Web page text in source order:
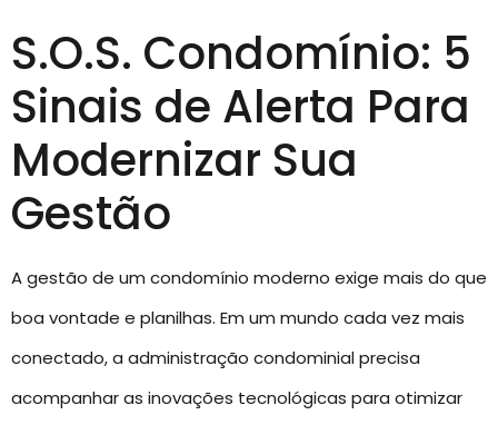
S.O.S. Condomínio: 5
Sinais de Alerta Para
Modernizar Sua
Gestão
A gestão de um condomínio moderno exige mais do que
boa vontade e planilhas. Em um mundo cada vez mais
conectado, a administração condominial precisa
acompanhar as inovações tecnológicas para otimizar